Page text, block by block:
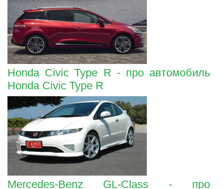
Honda Civic Type R - про автомобиль
Honda Civic Type R
Mercedes-Benz GL-Class - про